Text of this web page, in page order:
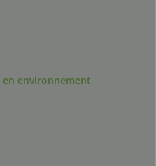
environnement